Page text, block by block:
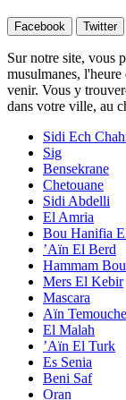
Facebook Twitter
Sur notre site, vous
musulmanes,
venir. Vous y
dans votre ville, au
Sidi Ech
Sig
Bensekrane
Chetouane
Sidi Abdelli
El Amria
Bou Hanifia
’Aïn El Berd
Hammam
Mers El Kebir
Mascara
Aïn
El Malah
’Aïn El Turk
Es Senia
Beni Saf
Oran